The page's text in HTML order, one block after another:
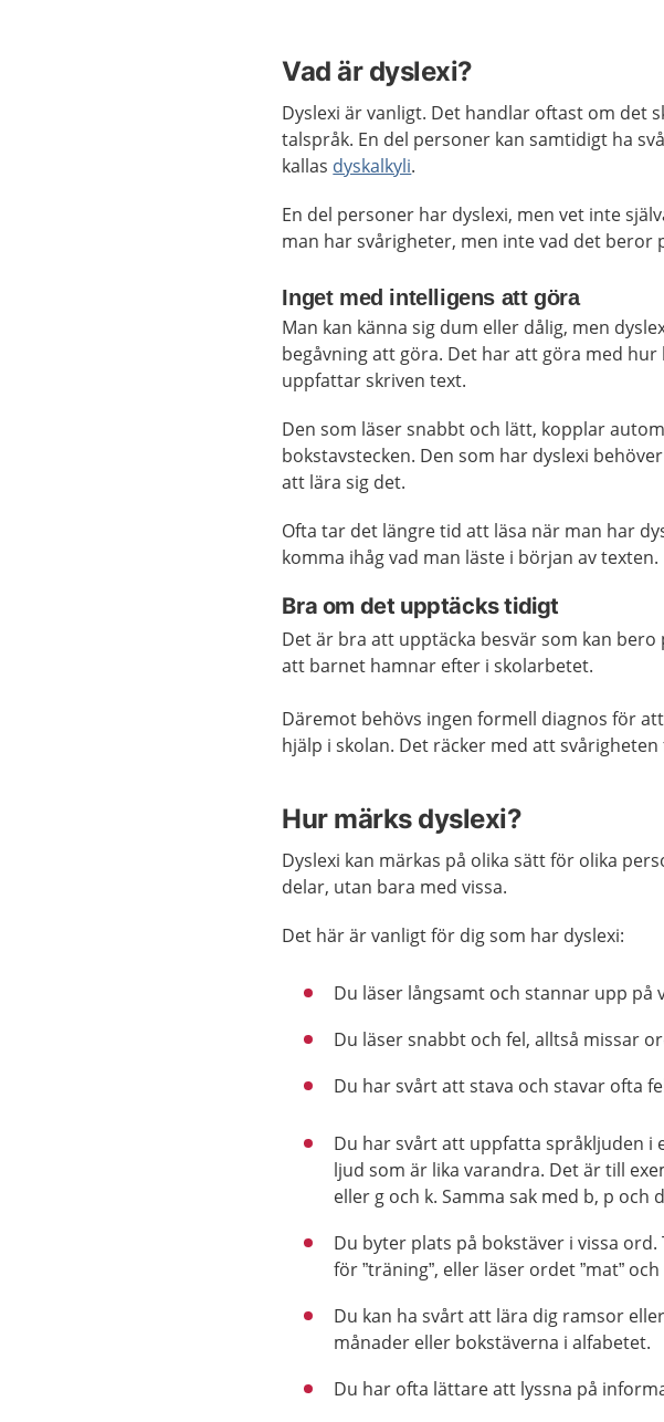
Vad är dyslexi?
Dyslexi är vanligt. Det handlar oftast om det
talspråk. En del personer kan samtidigt ha
kallas dyskalkyli.
En del personer har dyslexi, men vet inte
man har svårigheter, men inte vad det beror
Inget med intelligens att göra
Man kan känna sig dum eller dålig, men
begåvning att göra. Det har att göra med
uppfattar skriven text.
Den som läser snabbt och lätt, kopplar
bokstavstecken. Den som har dyslexi
att lära sig det.
Ofta tar det längre tid att läsa när man har
komma ihåg vad man läste i början av texten.
Bra om det upptäcks tidigt
Det är bra att upptäcka besvär som kan
att barnet hamnar efter i skolarbetet.
Däremot behövs ingen formell diagnos för
hjälp i skolan. Det räcker med att svårigheten
Hur märks dyslexi?
Dyslexi kan märkas på olika sätt för olika
delar, utan bara med vissa.
Det här är vanligt för dig som har dyslexi:
Du läser långsamt och stannar upp på
Du läser snabbt och fel, alltså missar
Du har svårt att stava och stavar ofta
Du har svårt att uppfatta språkljuden i
ljud som är lika varandra. Det är till
eller g och k. Samma sak med b, p och
Du byter plats på bokstäver i vissa
för ”träning”, eller läser ordet ”mat”
Du kan ha svårt att lära dig ramsor
månader eller bokstäverna i alfabetet.
Du har ofta lättare att lyssna på